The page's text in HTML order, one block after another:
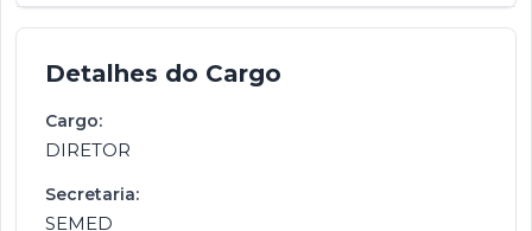
Detalhes do Cargo
Cargo:
DIRETOR
Secretaria:
SEMED